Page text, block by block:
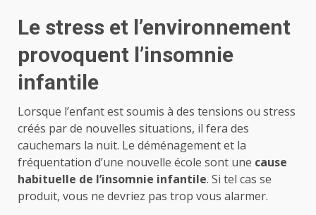
Le stress et l’environnement
provoquent l’insomnie
infantile
Lorsque l’enfant est soumis à des tensions ou stress
créés par de nouvelles situations, il fera des
cauchemars la nuit. Le déménagement et la
fréquentation d’une nouvelle école sont une cause
habituelle de l’insomnie infantile. Si tel cas se
produit, vous ne devriez pas trop vous alarmer.